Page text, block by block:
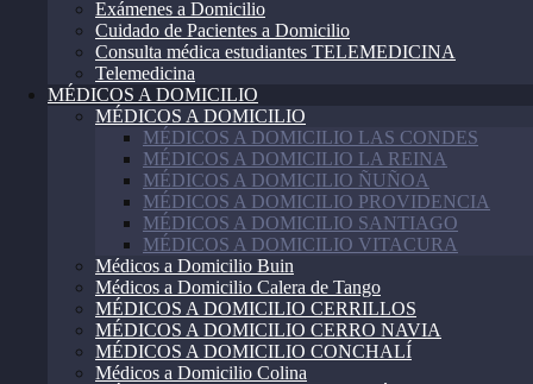
Exámenes a Domicilio
Cuidado de Pacientes a Domicilio
Consulta médica estudiantes TELEMEDICINA
Telemedicina
MÉDICOS A DOMICILIO
MÉDICOS A DOMICILIO
MÉDICOS A DOMICILIO LAS CONDES
MÉDICOS A DOMICILIO LA REINA
MÉDICOS A DOMICILIO ÑUÑOA
MÉDICOS A DOMICILIO PROVIDENCIA
MÉDICOS A DOMICILIO SANTIAGO
MÉDICOS A DOMICILIO VITACURA
Médicos a Domicilio Buin
Médicos a Domicilio Calera de Tango
MÉDICOS A DOMICILIO CERRILLOS
MÉDICOS A DOMICILIO CERRO NAVIA
MÉDICOS A DOMICILIO CONCHALÍ
Médicos a Domicilio Colina